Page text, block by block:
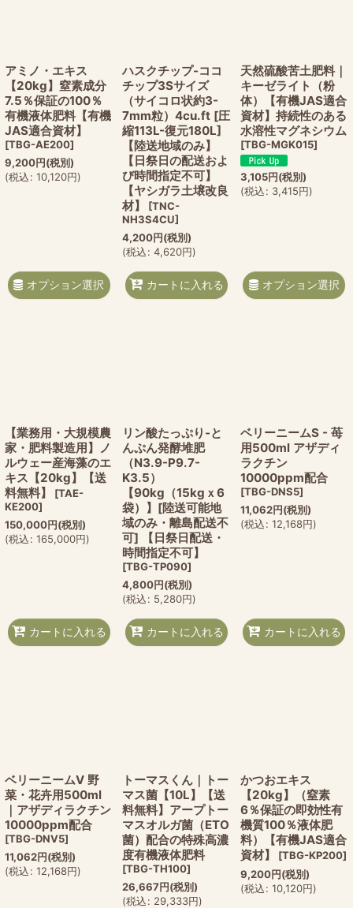
アミノ・エキス
【20kg】窒素成分
7.5％保証の100％
有機液体肥料【有機
JAS適合資材】
[TBG-AE200]
9,200円(税別)
(税込: 10,120円)
オプション選択
ハスクチップ-ココ
チップ3Sサイズ
（サイコロ状約3-
7mm粒）4cu.ft [圧
縮113L-復元180L]
【陸送地域のみ】
【日祭日の配送およ
び時間指定不可】
【ヤシガラ土壌改良
材】
[TNC-
NH3S4CU]
4,200円(税別)
(税込: 4,620円)
カートに入れる
天然硫酸苦土肥料｜
キーゼライト（粉
体）【有機JAS適合
資材】持続性のある
水溶性マグネシウム
[TBG-MGK015]
3,105円(税別)
(税込: 3,415円)
オプション選択
【業務用・大規模農
家・肥料製造用】ノ
ルウェー産海藻のエ
キス【20kg】【送
料無料】
[TAE-
KE200]
150,000円(税別)
(税込: 165,000円)
カートに入れる
リン酸たっぷり-と
んぷん発酵堆肥
（N3.9-P9.7-
K3.5）
【90kg（15kgｘ6
袋）】[陸送可能地
域のみ・離島配送不
可] 【日祭日配送・
時間指定不可】
[TBG-TP090]
4,800円(税別)
(税込: 5,280円)
カートに入れる
ベリーニームS - 苺
用500ml アザディ
ラクチン
10000ppm配合
[TBG-DNS5]
11,062円(税別)
(税込: 12,168円)
カートに入れる
ベリーニームV 野
菜・花卉用500ml
｜アザディラクチン
10000ppm配合
[TBG-DNV5]
11,062円(税別)
(税込: 12,168円)
トーマスくん｜トー
マス菌【10L】【送
料無料】アープトー
マスオルガ菌（ETO
菌）配合の特殊高濃
度有機液体肥料
[TBG-TH100]
26,667円(税別)
(税込: 29,333円)
かつおエキス
【20kg】（窒素
6％保証の即効性有
機質100％液体肥
料）【有機JAS適合
資材】
[TBG-KP200]
9,200円(税別)
(税込: 10,120円)